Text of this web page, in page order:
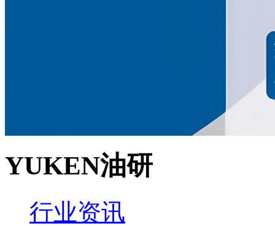
YUKEN油研
行业资讯